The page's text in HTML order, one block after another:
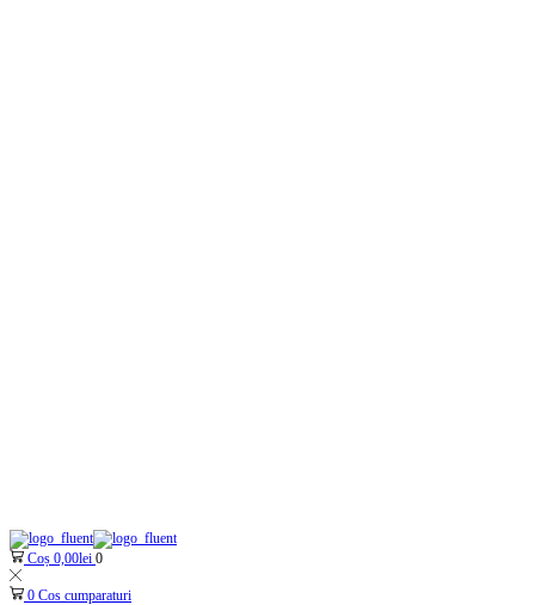
Coș 0,00lei 0
0 Cos cumparaturi